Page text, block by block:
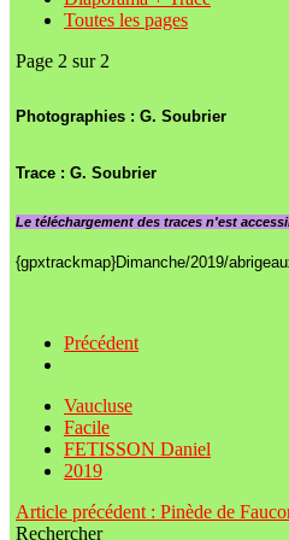
Toutes les pages
Page 2 sur 2
Photographies : G. Soubrier
Trace : G. Soubrier
Le téléchargement des traces n'est
{gpxtrackmap}Dimanche/2019/
Précédent
Vaucluse
Facile
FETISSON Daniel
2019
Article précédent : Pinède de
Rechercher